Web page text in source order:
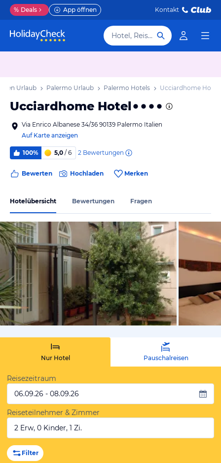
% Deals App öffnen Kontakt
Hotel, Reiseziel
Urlaub Palermo Urlaub Palermo Hotels Ucciardhome Hotel
Ucciardhome Hotel
Via Enrico Albanese 34/36 90139 Palermo Italien
Auf Karte anzeigen
100% 5,0 / 6 2 Bewertungen
Bewerten Hochladen Merken
Hotelübersicht Bewertungen Fragen
Nur Hotel Pauschalreisen
Reisezeitraum
06.09.26 - 08.09.26
Reiseteilnehmer & Zimmer
2 Erw, 0 Kinder, 1 Zi.
Filter